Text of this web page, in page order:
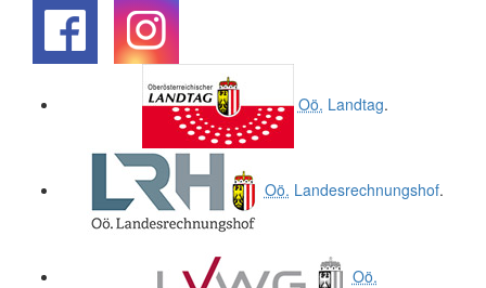
Oö. Landtag.
Oö. Landesrechnungshof.
Oö.